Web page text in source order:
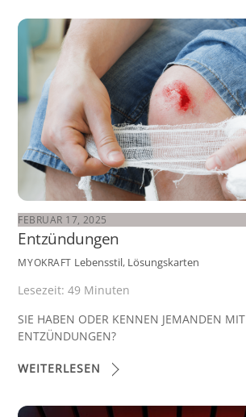
FEBRUAR 17, 2025
Entzündungen
MYOKRAFT Lebensstil, Lösungskarten
Lesezeit: 49 Minuten
SIE HABEN ODER KENNEN JEMANDEN MIT
ENTZÜNDUNGEN?
WEITERLESEN